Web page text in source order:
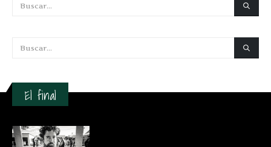
El final